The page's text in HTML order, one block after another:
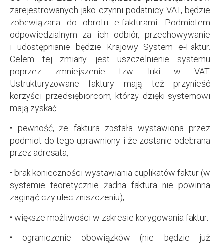
zarejestrowanych jako czynni podatnicy VAT, będzie
zobowiązana do obrotu e-fakturami. Podmiotem
odpowiedzialnym za ich odbiór, przechowywanie
i udostępnianie będzie Krajowy System e-Faktur.
Celem tej zmiany jest uszczelnienie systemu
poprzez zmniejszenie tzw. luki w VAT.
Ustrukturyzowane faktury mają też przynieść
korzyści przedsiębiorcom, którzy dzięki systemowi
mają zyskać:
• pewność, że faktura została wystawiona przez
podmiot do tego uprawniony i że zostanie odebrana
przez adresata,
• brak konieczności wystawiania duplikatów faktur (w
systemie teoretycznie żadna faktura nie powinna
zaginąć czy ulec zniszczeniu),
• większe możliwości w zakresie korygowania faktur,
• ograniczenie obowiązków (nie będzie już